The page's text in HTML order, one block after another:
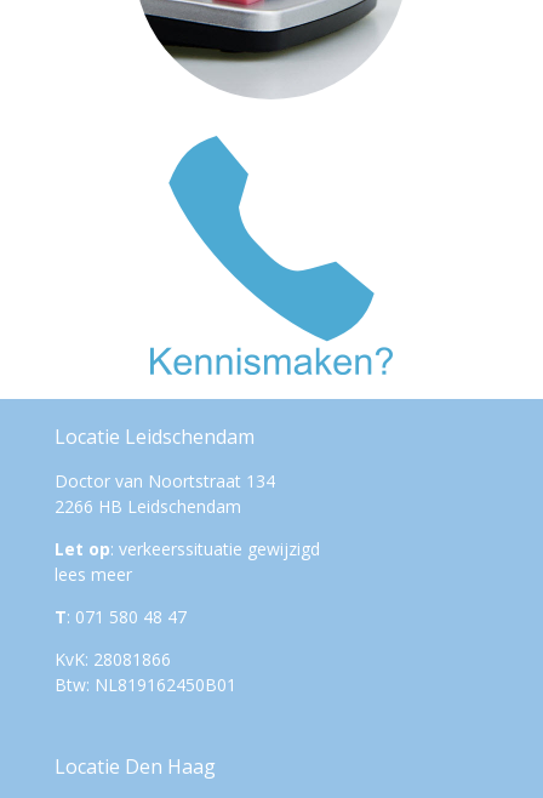
Locatie Leidschendam
Doctor van Noortstraat 134
2266 HB Leidschendam
Let op: verkeerssituatie gewijzigd
lees meer
T: 071 580 48 47
KvK: 28081866
Btw: NL819162450B01
Locatie Den Haag